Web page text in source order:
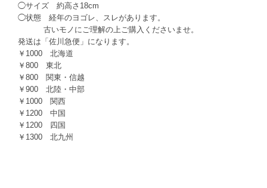
◯サイズ 約高さ18cm
◯状態 経年のヨゴレ、スレがあります。
古いモノにご理解の上ご購入くださいませ。
発送は「佐川急便」になります。
￥1000 北海道
￥800 東北
￥800 関東・信越
￥900 北陸・中部
￥1000 関西
￥1200 中国
￥1200 四国
￥1300 北九州